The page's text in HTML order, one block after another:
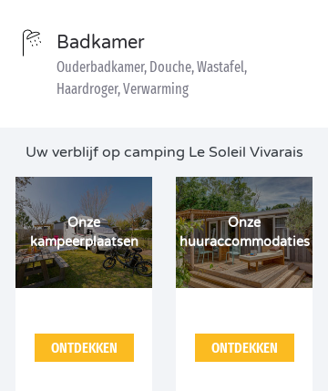
Badkamer
Ouderbadkamer, Douche, Wastafel,
Haardroger, Verwarming
Uw verblijf op camping Le Soleil Vivarais
Onze
kampeerplaatsen
ONTDEKKEN
Onze
huuraccommodaties
ONTDEKKEN